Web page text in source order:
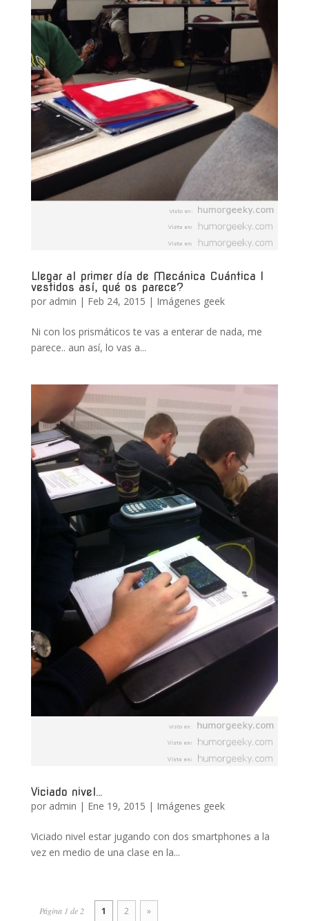
Llegar al primer día de Mecánica Cuántica I
vestidos así, qué os parece?
por admin | Feb 24, 2015 | Imágenes geek
Ni con los prismáticos te vas a enterar de nada, me
parece.. aun así, lo vas a...
Viciado nivel…
por admin | Ene 19, 2015 | Imágenes geek
Viciado nivel estar jugando con dos smartphones a la
vez en medio de una clase en la...
Página 1 de 2 1 2 »